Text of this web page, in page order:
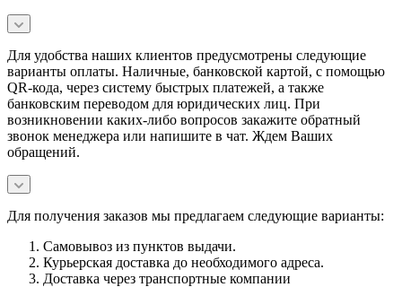
Для удобства наших клиентов предусмотрены следующие
варианты оплаты. Наличные, банковской картой, с помощью
QR-кода, через систему быстрых платежей, а также
банковским переводом для юридических лиц. При
возникновении каких-либо вопросов закажите обратный
звонок менеджера или напишите в чат. Ждем Ваших
обращений.
Для получения заказов мы предлагаем следующие варианты:
Самовывоз из пунктов выдачи.
Курьерская доставка до необходимого адреса.
Доставка через транспортные компании